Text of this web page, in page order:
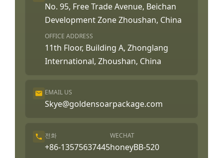
No. 95, Free Trade Avenue, Beichan
Development Zone Zhoushan, China
OFFICE ADDRESS
11th Floor, Building A, Zhonglang
International, Zhoushan, China
EMAIL US
Skye@goldensoarpackage.com
전화
+86-13575637445
WECHAT
honeyBB-520